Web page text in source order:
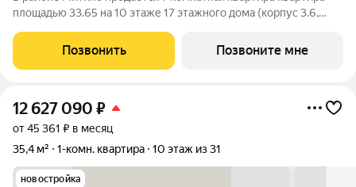
площадью 33.65 на 10 этаже 17 этажного дома (корпус 3.6,
расположение 20 минут пешком до станции метро
«Пятницкое шоссе». 8 минут на автомобиле
Позвонить Позвоните мне
12 627 090 ₽
от 45 361 ₽ в месяц
35,4 м²
1-комн. квартира 10 этаж из 31
новостройка